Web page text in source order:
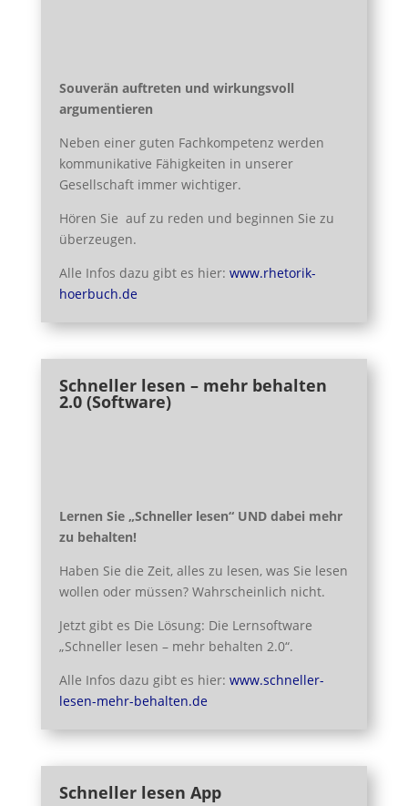
Souverän auftreten und wirkungsvoll
argumentieren
Neben einer guten Fachkompetenz werden
kommunikative Fähigkeiten in unserer
Gesellschaft immer wichtiger.
Hören Sie auf zu reden und beginnen Sie zu
überzeugen.
Alle Infos dazu gibt es hier: www.rhetorik-
hoerbuch.de
Schneller lesen – mehr behalten
2.0 (Software)
Lernen Sie „Schneller lesen“ UND dabei mehr
zu behalten!
Haben Sie die Zeit, alles zu lesen, was Sie lesen
wollen oder müssen? Wahrscheinlich nicht.
Jetzt gibt es Die Lösung: Die Lernsoftware
„Schneller lesen – mehr behalten 2.0“.
Alle Infos dazu gibt es hier: www.schneller-
lesen-mehr-behalten.de
Schneller lesen App